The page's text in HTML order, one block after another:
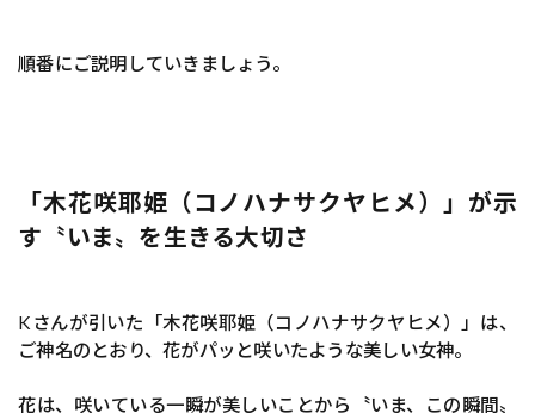
順番にご説明していきましょう。
「木花咲耶姫（コノハナサクヤヒメ）」が示
す〝いま〟を生きる大切さ
Kさんが引いた「木花咲耶姫（コノハナサクヤヒメ）」は、
ご神名のとおり、花がパッと咲いたような美しい女神。
花は、咲いている一瞬が美しいことから〝いま、この瞬間〟